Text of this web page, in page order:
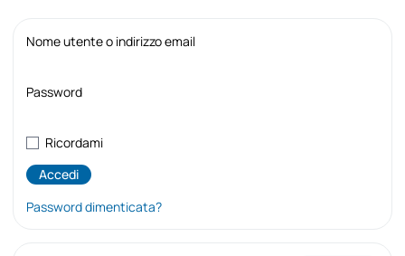
Nome utente o indirizzo email
Password
Ricordami
Password dimenticata?